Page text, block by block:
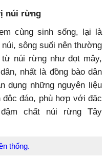
núi rừng
cùng sinh sống, lại là
sông suối nên thường
núi rừng như đọt mây,
nhất là đồng bào dân
dụng những nguyên liệu
đáo, phù hợp với đặc
chất núi rừng Tây
thống.